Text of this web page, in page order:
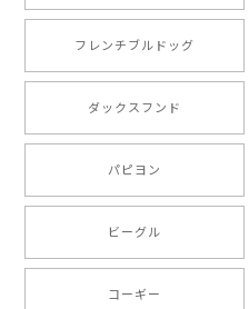
ったです。 ご連絡が取り
ましたが、商品の素敵さ
い。ありがとうございます。
2024/10/28
フレンチブルドッグ
ダックスフンド
パピヨン
ビーグル
コーギー